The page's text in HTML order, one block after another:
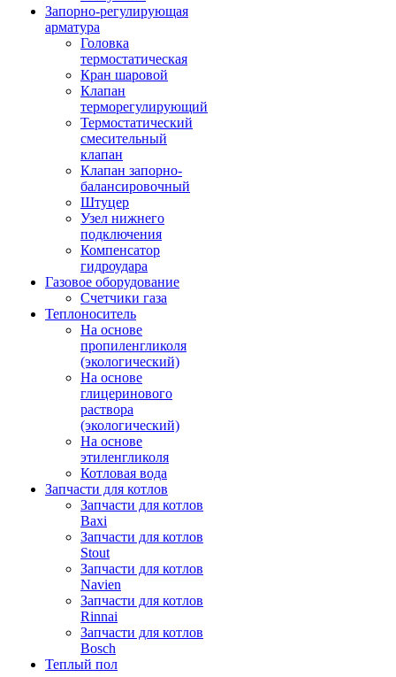
Запорно-регулирующая
арматура
Головка
термостатическая
Кран шаровой
Клапан
терморегулирующий
Термостатический
смесительный
клапан
Клапан запорно-
балансировочный
Штуцер
Узел нижнего
подключения
Компенсатор
гидроудара
Газовое оборудование
Счетчики газа
Теплоноситель
На основе
пропиленгликоля
(экологический)
На основе
глицеринового
раствора
(экологический)
На основе
этиленгликоля
Котловая вода
Запчасти для котлов
Запчасти для котлов
Baxi
Запчасти для котлов
Stout
Запчасти для котлов
Navien
Запчасти для котлов
Rinnai
Запчасти для котлов
Bosch
Теплый пол